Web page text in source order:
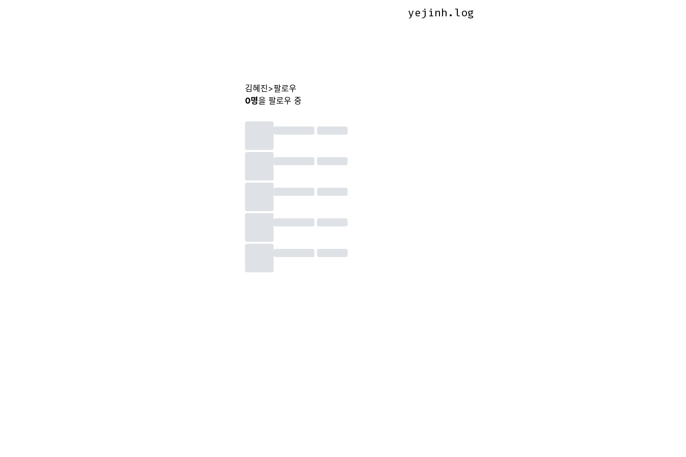
yejinh.log
yejinh.log
김혜진>팔로우
0명을 팔로우 중